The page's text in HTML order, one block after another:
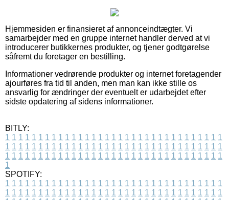
Hjemmesiden er finansieret af annonceindtægter. Vi
samarbejder med en gruppe internet handler derved at vi
introducerer butikkernes produkter, og tjener godtgørelse
såfremt du foretager en bestilling.
Informationer vedrørende produkter og internet foretagender
ajourføres fra tid til anden, men man kan ikke stille os
ansvarlig for ændringer der eventuelt er udarbejdet efter
sidste opdatering af sidens informationer.
BITLY:
1 1 1 1 1 1 1 1 1 1 1 1 1 1 1 1 1 1 1 1 1 1 1 1 1 1 1 1 1 1 1 1 1
1 1 1 1 1 1 1 1 1 1 1 1 1 1 1 1 1 1 1 1 1 1 1 1 1 1 1 1 1 1 1 1 1
1 1 1 1 1 1 1 1 1 1 1 1 1 1 1 1 1 1 1 1 1 1 1 1 1 1 1 1 1 1 1 1 1
1
SPOTIFY:
1 1 1 1 1 1 1 1 1 1 1 1 1 1 1 1 1 1 1 1 1 1 1 1 1 1 1 1 1 1 1 1 1
1 1 1 1 1 1 1 1 1 1 1 1 1 1 1 1 1 1 1 1 1 1 1 1 1 1 1 1 1 1 1 1 1